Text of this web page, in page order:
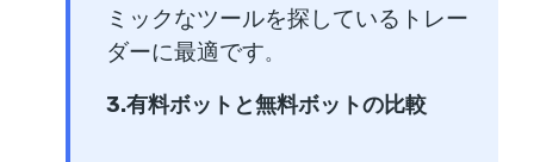
ミックなツールを探しているトレー
ダーに最適です。
3.有料ボットと無料ボットの比較